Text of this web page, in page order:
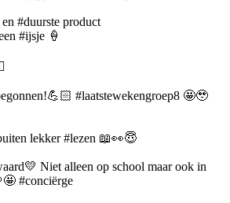
#duurste product
#ijsje 🍦
#laatstewekengroep8 🤩🥹
lekker #lezen 📖👀😇
Niet alleen op school maar ook in
#conciërge